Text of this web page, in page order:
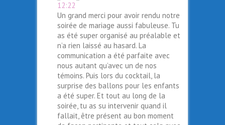
12:22
Un grand merci pour avoir rendu notre
soirée de mariage aussi fabuleuse. Tu
as été super organisé au préalable et
n’a rien laissé au hasard. La
communication a été parfaite avec
nous autant qu’avec un de nos
témoins. Puis lors du cocktail, la
surprise des ballons pour les enfants
a été super. Et tout au long de la
soirée, tu as su intervenir quand il
fallait, être présent au bon moment